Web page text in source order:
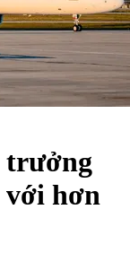
trưởng
với hơn